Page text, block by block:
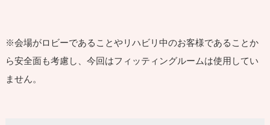
※会場がロビーであることやリハビリ中のお客様であることか
ら安全面も考慮し、今回はフィッティングルームは使用してい
ません。